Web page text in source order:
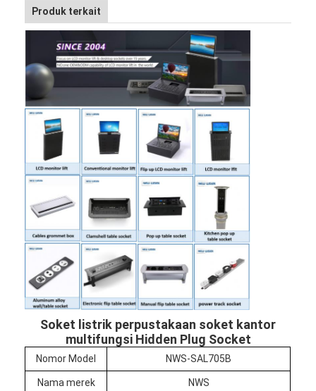
Produk terkait
Soket listrik perpustakaan soket kantor
multifungsi Hidden Plug Socket
Nomor Model NWS-SAL705B
Nama merek NWS